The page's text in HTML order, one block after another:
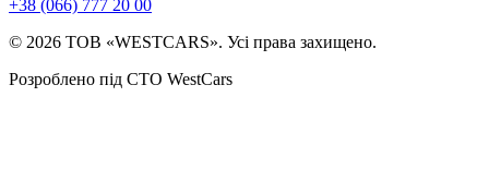
+38 (066) 777 20 00
© 2026 ТОВ «WESTCARS». Усі права захищено.
Розроблено під СТО WestCars